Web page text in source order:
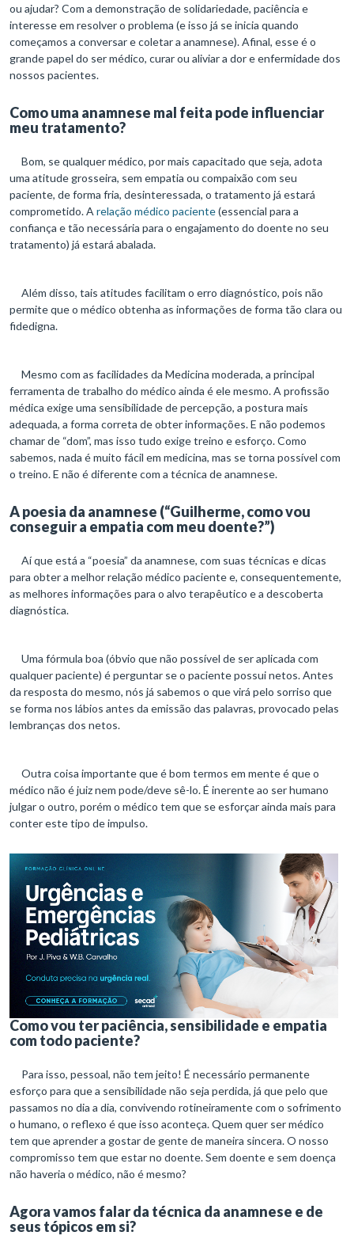
ou ajudar? Com a demonstração de solidariedade, paciência e
interesse em resolver o problema (e isso já se inicia quando
começamos a conversar e coletar a anamnese). Afinal, esse é o
grande papel do ser médico, curar ou aliviar a dor e enfermidade dos
nossos pacientes.
Como uma anamnese mal feita pode influenciar
meu tratamento?
Bom, se qualquer médico, por mais capacitado que seja, adota
uma atitude grosseira, sem empatia ou compaixão com seu
paciente, de forma fria, desinteressada, o tratamento já estará
comprometido. A relação médico paciente(essencial para a
confiança e tão necessária para o engajamento do doente no seu
tratamento) já estará abalada.
Além disso, tais atitudes facilitam o erro diagnóstico, pois não
permite que o médico obtenha as informações de forma tão clara ou
fidedigna.
Mesmo com as facilidades da Medicina moderada, a principal
ferramenta de trabalho do médico ainda é ele mesmo. A profissão
médica exige uma sensibilidade de percepção, a postura mais
adequada, a forma correta de obter informações. E não podemos
chamar de “dom”, mas isso tudo exige treino e esforço. Como
sabemos, nada é muito fácil em medicina, mas se torna possível com
o treino. E não é diferente com a técnica de anamnese.
A poesia da anamnese (“Guilherme, como vou
conseguir a empatia com meu doente?”)
Aí que está a “poesia” da anamnese, com suas técnicas e dicas
para obter a melhor relação médico paciente e, consequentemente,
as melhores informações para o alvo terapêutico e a descoberta
diagnóstica.
Uma fórmula boa (óbvio que não possível de ser aplicada com
qualquer paciente) é perguntar se o paciente possui netos. Antes
da resposta do mesmo, nós já sabemos o que virá pelo sorriso que
se forma nos lábios antes da emissão das palavras, provocado pelas
lembranças dos netos.
Outra coisa importante que é bom termos em mente é que o
médico não é juiz nem pode/deve sê-lo. É inerente ao ser humano
julgar o outro, porém o médico tem que se esforçar ainda mais para
conter este tipo de impulso.
Como vou ter paciência, sensibilidade e empatia
com todo paciente?
Para isso, pessoal, não tem jeito! É necessário permanente
esforço para que a sensibilidade não seja perdida, já que pelo que
passamos no dia a dia, convivendo rotineiramente com o sofrimento
o humano, o reflexo é que isso aconteça. Quem quer ser médico
tem que aprender a gostar de gente de maneira sincera. O nosso
compromisso tem que estar no doente. Sem doente e sem doença
não haveria o médico, não é mesmo?
Agora vamos falar da técnica da anamnese e de
seus tópicos em si?